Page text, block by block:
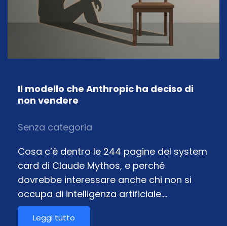
Il modello che Anthropic ha deciso di
non vendere
Senza categoria
Cosa c’è dentro le 244 pagine del system
card di Claude Mythos, e perché
dovrebbe interessare anche chi non si
occupa di intelligenza artificiale.…
Leggi tutto